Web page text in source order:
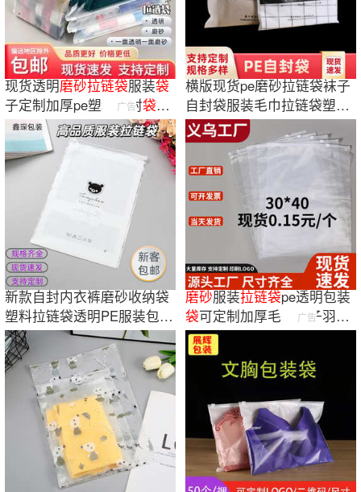
现货透明磨砂拉链袋服装袋
子定制加厚pe塑料自封袋内
衣袜子包装袋
广告
横版现货pe磨砂拉链袋袜子
自封袋服装毛巾拉链袋塑料
包装袋可批发
新款自封内衣裤磨砂收纳袋
塑料拉链袋透明PE服装包装
袋厂家现货
磨砂服装拉链袋pe透明包装
袋可定制加厚毛巾袜子羽绒
服包装袋批发
广告